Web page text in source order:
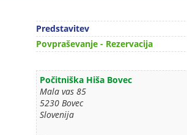
Predstavitev
Povpraševanje - Rezervacija
Počitniška Hiša Bovec
Mala vas 85
5230 Bovec
Slovenija